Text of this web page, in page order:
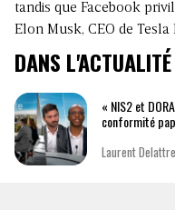
tandis que Facebook
Elon Musk, CEO de
DANS L'ACTUALITÉ
« NIS2 et
conformité
Laurent Delattre